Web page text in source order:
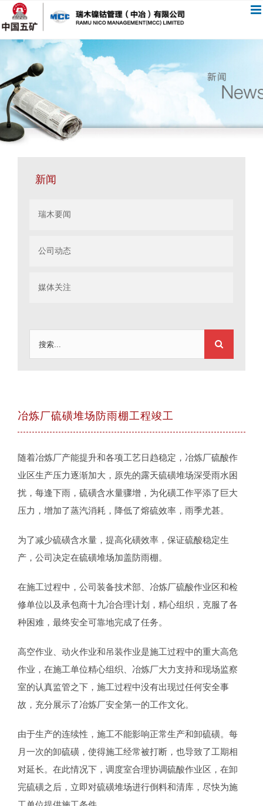
过
冶炼厂硫磺堆场防雨棚工程竣工
随着冶炼厂产能提升和各项工艺日趋稳定，冶炼厂硫酸作
业区生产压力逐渐加大，原先的露天硫磺堆场深受雨水困
扰，每逢下雨，硫磺含水量骤增，为化磺工作平添了巨大
压力，增加了蒸汽消耗，降低了熔硫效率，雨季尤甚。
为了减少硫磺含水量，提高化磺效率，保证硫酸稳定生
产，公司决定在硫磺堆场加盖防雨棚。
在施工过程中，公司装备技术部、冶炼厂硫酸作业区和检
修单位以及承包商十九冶合理计划，精心组织，克服了各
种困难，最终安全可靠地完成了任务。
高空作业、动火作业和吊装作业是施工过程中的重大高危
作业，在施工单位精心组织、冶炼厂大力支持和现场监察
室的认真监管之下，施工过程中没有出现过任何安全事
故，充分展示了冶炼厂安全第一的工作文化。
由于生产的连续性，施工不能影响正常生产和卸硫磺。每
月一次的卸硫磺，使得施工经常被打断，也导致了工期相
对延长。在此情况下，调度室合理协调硫酸作业区，在卸
完硫磺之后，立即对硫磺堆场进行倒料和清库，尽快为施
新闻
瑞木要闻
公司动态
媒体关注